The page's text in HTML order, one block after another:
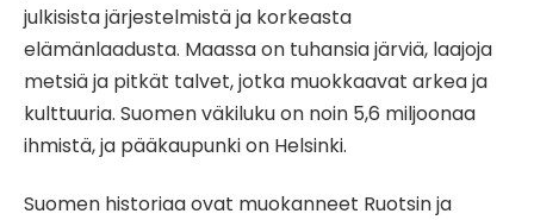
julkisista järjestelmistä ja korkeasta
elämänlaadusta. Maassa on tuhansia järviä, laajoja
metsiä ja pitkät talvet, jotka muokkaavat arkea ja
kulttuuria. Suomen väkiluku on noin 5,6 miljoonaa
ihmistä, ja pääkaupunki on Helsinki.
Suomen historiaa ovat muokanneet Ruotsin ja